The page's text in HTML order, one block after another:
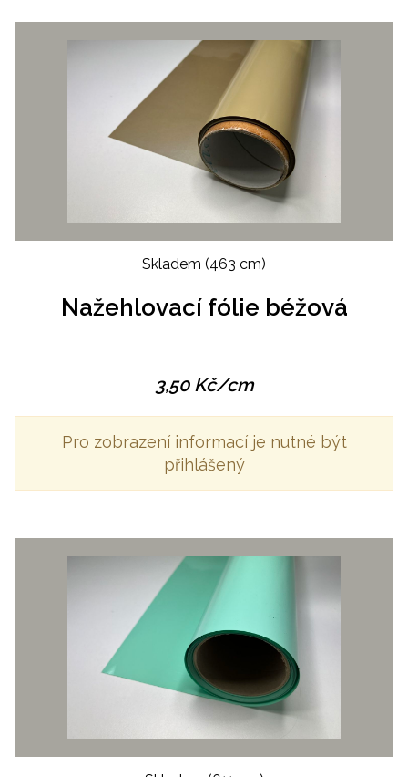
Skladem (463 cm)
Nažehlovací fólie béžová
3,50Kč/cm
Pro zobrazení informací je nutné být
přihlášený